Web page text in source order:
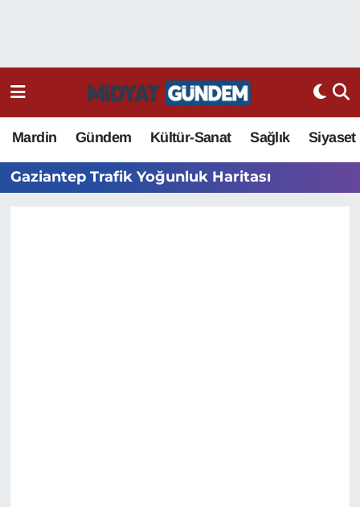
Mardin Gündem Kültür-Sanat Sağlık Siyaset
Gaziantep Trafik Yoğunluk Haritası